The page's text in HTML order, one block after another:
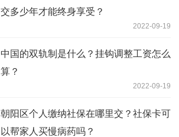
交多少年才能终身享受？
2022-09-19
中国的双轨制是什么？挂钩调整工资怎么
算？
2022-09-19
朝阳区个人缴纳社保在哪里交？社保卡可
以帮家人买慢病药吗？